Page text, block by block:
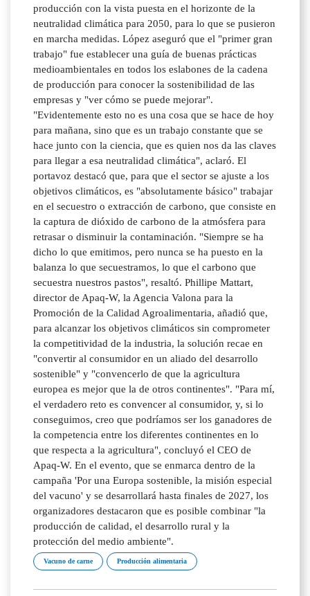
producción con la vista puesta en el horizonte de la
neutralidad climática para 2050, para lo que se pusieron
en marcha medidas. López aseguró que el "primer gran
trabajo" fue establecer una guía de buenas prácticas
medioambientales en todos los eslabones de la cadena
de producción para conocer la sostenibilidad de las
empresas y "ver cómo se puede mejorar".
"Evidentemente esto no es una cosa que se hace de hoy
para mañana, sino que es un trabajo constante que se
hace junto con la ciencia, que es quien nos da las claves
para llegar a esa neutralidad climática", aclaró. El
portavoz destacó que, para que el sector se ajuste a los
objetivos climáticos, es "absolutamente básico" trabajar
en el secuestro o extracción de carbono, que consiste en
la captura de dióxido de carbono de la atmósfera para
retrasar o disminuir la contaminación. "Siempre se ha
dicho lo que emitimos, pero nunca se ha puesto en la
balanza lo que secuestramos, lo que el carbono que
secuestra nuestros pastos", resaltó. Phillipe Mattart,
director de Apaq-W, la Agencia Valona para la
Promoción de la Calidad Agroalimentaria, añadió que,
para alcanzar los objetivos climáticos sin comprometer
la competitividad de la industria, la solución recae en
"convertir al consumidor en un aliado del desarrollo
sostenible" y "convencerlo de que la agricultura
europea es mejor que la de otros continentes". "Para mí,
el verdadero reto es convencer al consumidor, y, si lo
conseguimos, creo que podríamos ser los ganadores de
la competencia entre los diferentes continentes en lo
que respecta a la agricultura", concluyó el CEO de
Apaq-W. En el evento, que se enmarca dentro de la
campaña 'Por una Europa sostenible, la misión especial
del vacuno' y se desarrollará hasta finales de 2027, los
organizadores destacaron que es posible combinar "la
producción de calidad, el desarrollo rural y la
protección del medio ambiente".
Vacuno de carne Producción alimentaria